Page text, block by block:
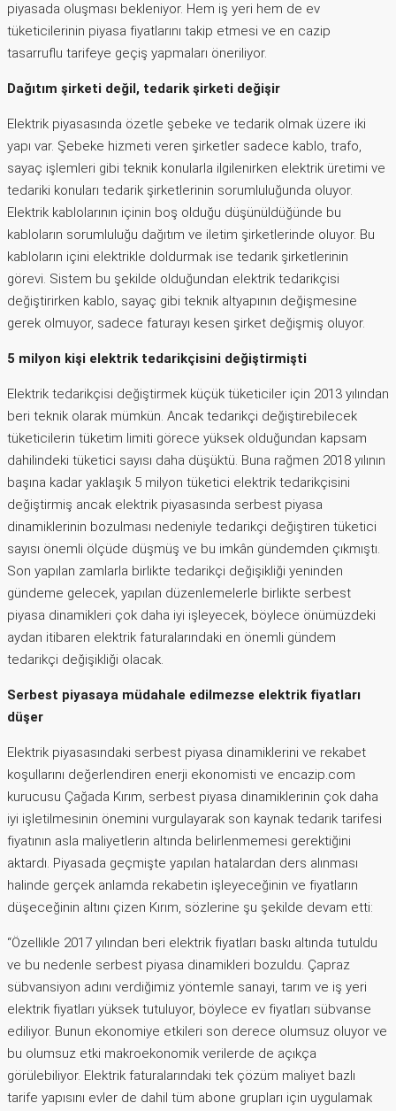
piyasada oluşması bekleniyor. Hem iş yeri hem de ev
tüketicilerinin piyasa fiyatlarını takip etmesi ve en cazip
tasarruflu tarifeye geçiş yapmaları öneriliyor.
Dağıtım şirketi değil, tedarik şirketi değişir
Elektrik piyasasında özetle şebeke ve tedarik olmak üzere iki
yapı var. Şebeke hizmeti veren şirketler sadece kablo, trafo,
sayaç işlemleri gibi teknik konularla ilgilenirken elektrik üretimi ve
tedariki konuları tedarik şirketlerinin sorumluluğunda oluyor.
Elektrik kablolarının içinin boş olduğu düşünüldüğünde bu
kabloların sorumluluğu dağıtım ve iletim şirketlerinde oluyor. Bu
kabloların içini elektrikle doldurmak ise tedarik şirketlerinin
görevi. Sistem bu şekilde olduğundan elektrik tedarikçisi
değiştirirken kablo, sayaç gibi teknik altyapının değişmesine
gerek olmuyor, sadece faturayı kesen şirket değişmiş oluyor.
5 milyon kişi elektrik tedarikçisini değiştirmişti
Elektrik tedarikçisi değiştirmek küçük tüketiciler için 2013 yılından
beri teknik olarak mümkün. Ancak tedarikçi değiştirebilecek
tüketicilerin tüketim limiti görece yüksek olduğundan kapsam
dahilindeki tüketici sayısı daha düşüktü. Buna rağmen 2018 yılının
başına kadar yaklaşık 5 milyon tüketici elektrik tedarikçisini
değiştirmiş ancak elektrik piyasasında serbest piyasa
dinamiklerinin bozulması nedeniyle tedarikçi değiştiren tüketici
sayısı önemli ölçüde düşmüş ve bu imkân gündemden çıkmıştı.
Son yapılan zamlarla birlikte tedarikçi değişikliği yeninden
gündeme gelecek, yapılan düzenlemelerle birlikte serbest
piyasa dinamikleri çok daha iyi işleyecek, böylece önümüzdeki
aydan itibaren elektrik faturalarındaki en önemli gündem
tedarikçi değişikliği olacak.
Serbest piyasaya müdahale edilmezse elektrik fiyatları
düşer
Elektrik piyasasındaki serbest piyasa dinamiklerini ve rekabet
koşullarını değerlendiren enerji ekonomisti ve encazip.com
kurucusu Çağada Kırım, serbest piyasa dinamiklerinin çok daha
iyi işletilmesinin önemini vurgulayarak son kaynak tedarik tarifesi
fiyatının asla maliyetlerin altında belirlenmemesi gerektiğini
aktardı. Piyasada geçmişte yapılan hatalardan ders alınması
halinde gerçek anlamda rekabetin işleyeceğinin ve fiyatların
düşeceğinin altını çizen Kırım, sözlerine şu şekilde devam etti:
“Özellikle 2017 yılından beri elektrik fiyatları baskı altında tutuldu
ve bu nedenle serbest piyasa dinamikleri bozuldu. Çapraz
sübvansiyon adını verdiğimiz yöntemle sanayi, tarım ve iş yeri
elektrik fiyatları yüksek tutuluyor, böylece ev fiyatları sübvanse
ediliyor. Bunun ekonomiye etkileri son derece olumsuz oluyor ve
bu olumsuz etki makroekonomik verilerde de açıkça
görülebiliyor. Elektrik faturalarındaki tek çözüm maliyet bazlı
tarife yapısını evler de dahil tüm abone grupları için uygulamak